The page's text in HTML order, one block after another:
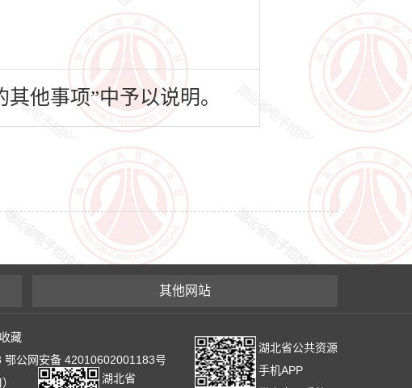
他事项”中予以说明。
其他网站
藏
鄂公网安备 42010602001183号
湖北省
湖北省公共资源
手机APP